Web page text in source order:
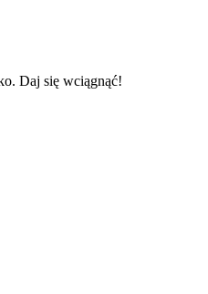
Daj się wciągnąć!